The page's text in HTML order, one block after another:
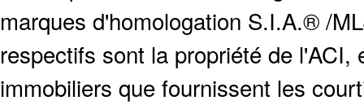
marques d'homologation S.I.A.® /
respectifs sont la propriété de
immobiliers que fournissent les